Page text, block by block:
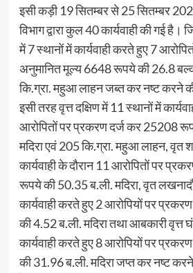
इसी कड़ी 19 सितम्बर से 25 सितम्बर
विभाग द्वारा कुल 40 कार्यवाही की गई है।
में 7 स्थानों में कार्यवाही करते हुए 7
अनुमानित मूल्य 6648 रूपये की 26.8 बल्क
कि.ग्रा. महुआ लाहन जब्त कर नष्ट करने की
इसी तरह वृत्त दक्षिण में 11 स्थानों में
आरोपितों पर प्रकरण दर्ज कर 25208
मदिरा एवं 205 कि.ग्रा. महुआ लाहन, वृत
कार्यवाही के दौरान 11 आरोपितों पर
रूपये की 50.35 ब.ली. मदिरा, वृत
कार्यवाही करते हुए 2 आरोपियों पर
की 4.52 ब.ली. मदिरा तथा आबकारी वृत्त
कार्यवाही करते हुए 8 आरोपियों पर
की 31.96 ब.ली. मदिरा जप्त कर नष्ट करने